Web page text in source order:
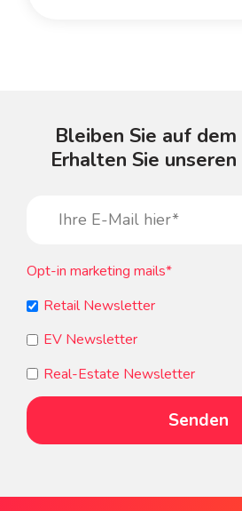
Bleiben Sie auf
Erhalten Sie
Opt-in marketing mails*
Retail Newsletter
EV Newsletter
Real-Estate Newsletter